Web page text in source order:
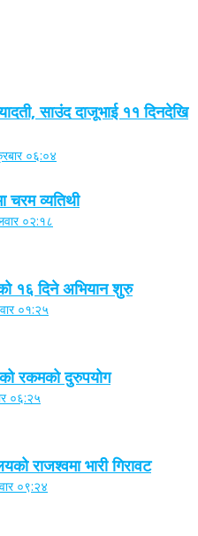
साउंद दाजूभाई ११ दिनदेखि
०६:०४
चरम व्यतिथी
०२:१८
१६ दिने अभियान शुरु
०१:२५
रकमको दुरुपयोग
०६:२५
राजश्वमा भारी गिरावट
०९:२४